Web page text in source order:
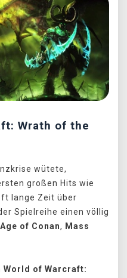
Wrath of the
wütete,
großen Hits wie
lange Zeit über
Spielreihe einen völlig
Age of Conan, Mass
World of Warcraft: